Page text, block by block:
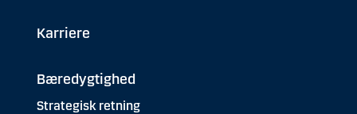
Karriere
Bæredygtighed
Strategisk retning